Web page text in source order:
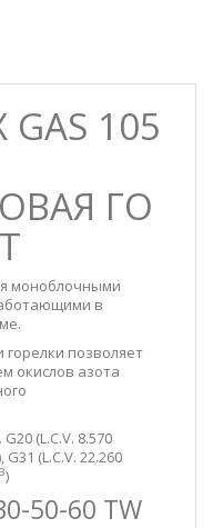
GAS 105
ГО
моноблочными
в
горелки позволяет
окислов азота
(L.C.V. 8.570
G31 (L.C.V. 22.260
3)
50-60 TW